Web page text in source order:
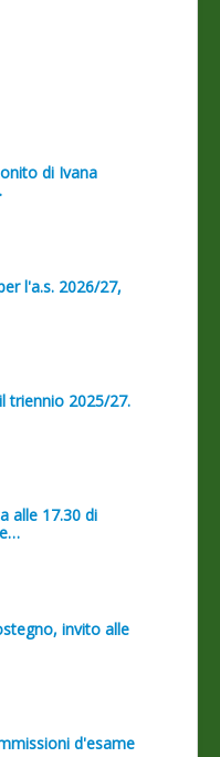
di Ivana
l'a.s. 2026/27,
triennio 2025/27.
alle 17.30 di
invito alle
d'esame